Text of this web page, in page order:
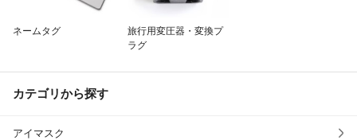
ネームタグ
旅行用変圧器・変換プ
ラグ
カテゴリから探す
アイマスク